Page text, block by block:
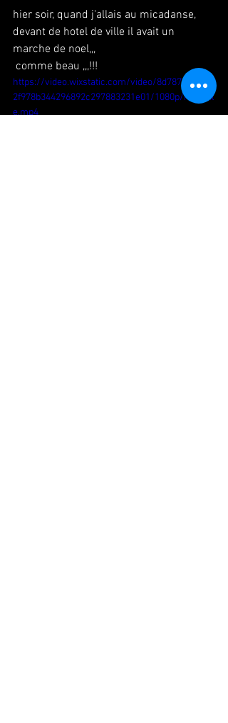
hier soir, quand j'allais au micadanse,
devant de hotel de ville il avait un
marche de noel,,,
comme beau ,,,!!!
https://video.wixstatic.com/video/8d7874_bb2b
2f978b344296892c297883231e01/1080p/mp4/fil
e.mp4